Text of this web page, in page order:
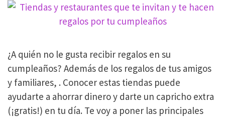
sin
cambiarlo
¿A quién no le gusta recibir regalos en su
cumpleaños? Además de los regalos de tus amigos
y familiares, . Conocer estas tiendas puede
ayudarte a ahorrar dinero y darte un capricho extra
(¡gratis!) en tu día. Te voy a poner las principales